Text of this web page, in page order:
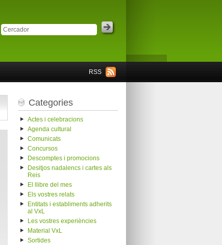
RSS
Categories
Actes i celebracions
Agenda cultural
Comunicats
Concursos
Descomptes i promocions
Desitjos nadalencs i cartes als
Reis
El llibre del mes
Els vostres relats
Entitats i establiments adherits
al VxL
Les vostres experiències
Material VxL
Sortides